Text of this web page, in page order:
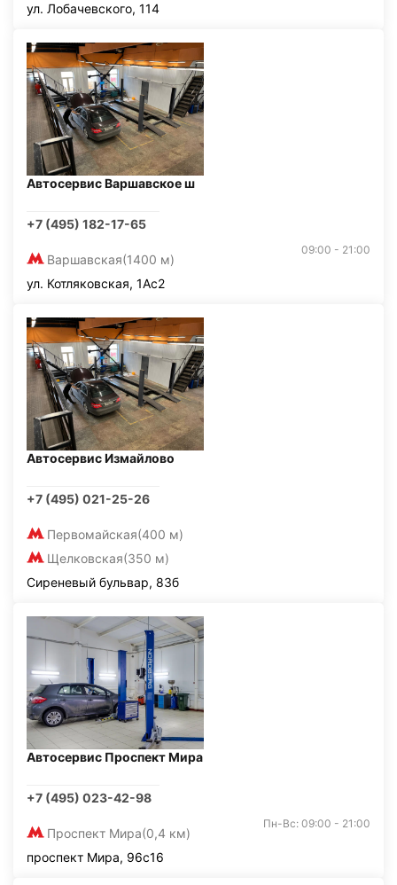
ул. Лобачевского, 114
Автосервис Варшавское ш
+7 (495) 182-17-65
Варшавская(1400 м)
09:00 - 21:00
ул. Котляковская, 1Ас2
Автосервис Измайлово
+7 (495) 021-25-26
Первомайская(400 м)
Щелковская(350 м)
Сиреневый бульвар, 83б
Автосервис Проспект Мира
+7 (495) 023-42-98
Проспект Мира(0,4 км)
Пн-Вс: 09:00 - 21:00
проспект Мира, 96с16